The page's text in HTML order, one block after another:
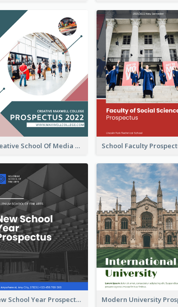
Creative School Of Media Prospectus
New School Year Prospectus